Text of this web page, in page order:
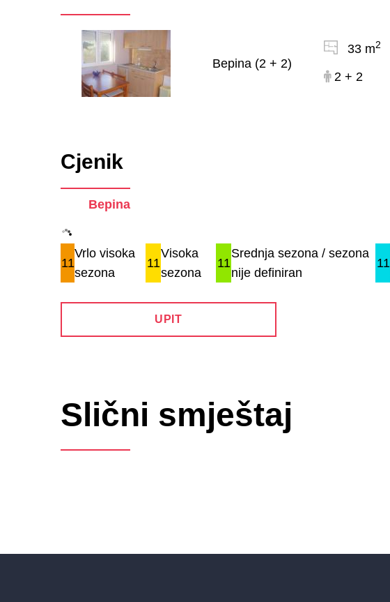
Bepina (2 + 2)
33 m2
2 + 2
Cjenik
Bepina
11
Vrlo visoka
sezona
11
Visoka
sezona
11
Srednja sezona / sezona
nije definiran
11
UPIT
Slični smještaj